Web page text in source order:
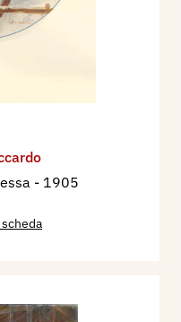
- 1905